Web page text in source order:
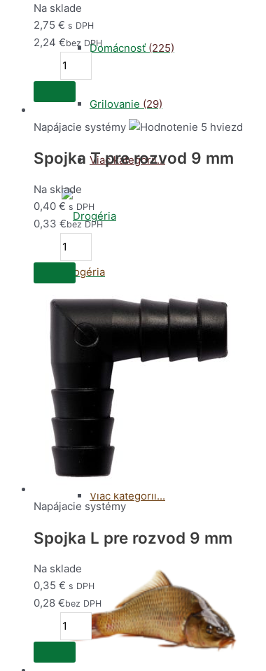
Domácnosť (225)
Grilovanie (29)
Viac kategórií...
Drogéria
Čistiace prostriedky (91)
Pranie
Čistiace potreby
Viac kategórií...
Na sklade
2,75 € s DPH
2,24 €bez DPH
množstvo
Napájacie systémy
Spojka T pre rozvod 9 mm
Na sklade
0,40 € s DPH
0,33 €bez DPH
množstvo
Spojka
rozvod
mm
Napájacie systémy
Spojka L pre rozvod 9 mm
Na sklade
0,35 € s DPH
0,28 €bez DPH
množstvo
Spojka